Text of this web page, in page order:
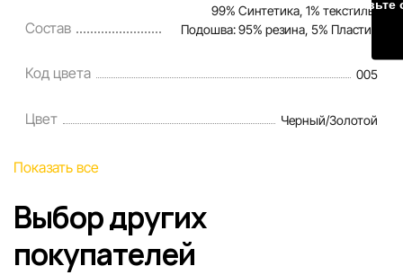
Состав
99% Синтетика, 1% текстиль;
Подошва: 95% резина, 5% Пластик
Код цвета 005
Цвет Черный/Золотой
Показать все
Выбор других
покупателей
Оставьте